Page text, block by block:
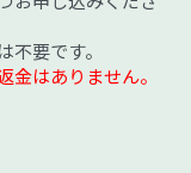
要です。
はありません。